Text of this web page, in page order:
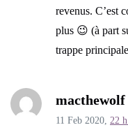
revenus. C’est
plus 😉 (à part
trappe
macthewolf
11 Feb 2020, 22